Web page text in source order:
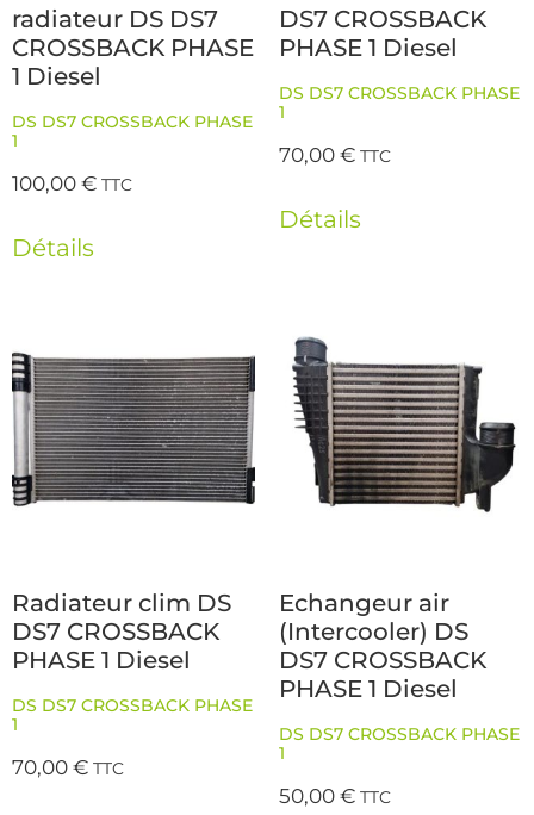
radiateur DS DS7
CROSSBACK PHASE
1 Diesel
DS DS7 CROSSBACK PHASE
1
100,00€ TTC
Détails
DS7 CROSSBACK
PHASE 1 Diesel
DS DS7 CROSSBACK PHASE
1
70,00€ TTC
Détails
Radiateur clim DS
DS7 CROSSBACK
PHASE 1 Diesel
DS DS7 CROSSBACK PHASE
1
70,00€ TTC
Echangeur air
(Intercooler) DS
DS7 CROSSBACK
PHASE 1 Diesel
DS DS7 CROSSBACK PHASE
1
50,00€ TTC